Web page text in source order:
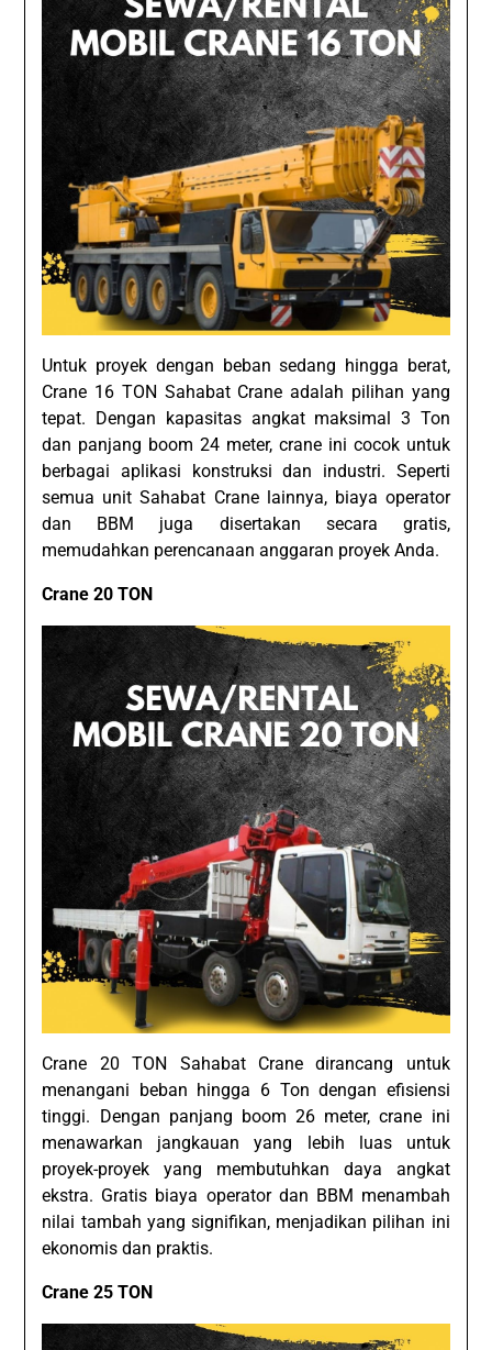
Untuk proyek dengan beban sedang hingga berat,
Crane 16 TON Sahabat Crane adalah pilihan yang
tepat. Dengan kapasitas angkat maksimal 3 Ton
dan panjang boom 24 meter, crane ini cocok untuk
berbagai aplikasi konstruksi dan industri. Seperti
semua unit Sahabat Crane lainnya, biaya operator
dan BBM juga disertakan secara gratis,
memudahkan perencanaan anggaran proyek Anda.
Crane 20 TON
Crane 20 TON Sahabat Crane dirancang untuk
menangani beban hingga 6 Ton dengan efisiensi
tinggi. Dengan panjang boom 26 meter, crane ini
menawarkan jangkauan yang lebih luas untuk
proyek-proyek yang membutuhkan daya angkat
ekstra. Gratis biaya operator dan BBM menambah
nilai tambah yang signifikan, menjadikan pilihan ini
ekonomis dan praktis.
Crane 25 TON